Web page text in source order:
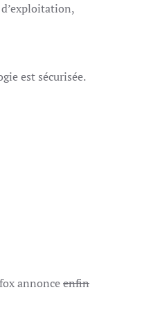
est sécurisée.
annonceenfin